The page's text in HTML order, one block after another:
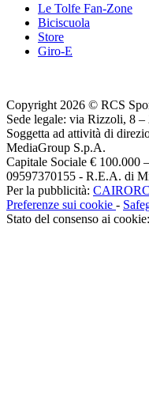
Le Tolfe Fan-Zone
Biciscuola
Store
Giro-E
Copyright 2026 © RCS
Sede legale: via Rizzoli, 8
Soggetta ad attività di
MediaGroup S.p.A.
Capitale Sociale € 100.000
09597370155 - R.E.A. di
Per la pubblicità:
Preferenze sui cookie -
Stato del consenso ai cookie: